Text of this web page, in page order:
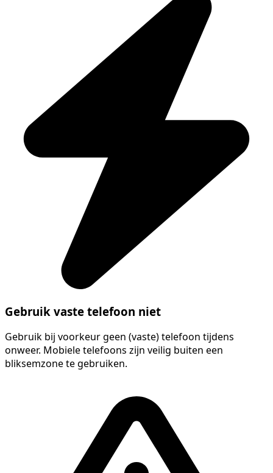
Gebruik vaste telefoon niet
Gebruik bij voorkeur geen (vaste) telefoon tijdens
onweer. Mobiele telefoons zijn veilig buiten een
bliksemzone te gebruiken.